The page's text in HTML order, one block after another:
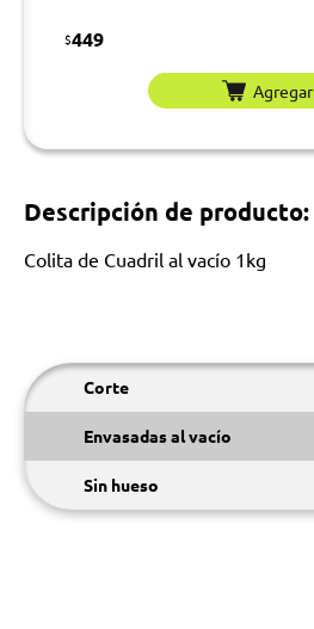
$449
Agregar
Descripción de producto:
Colita de Cuadril al vacío 1kg
Corte
Envasadas al vacío
Sin hueso